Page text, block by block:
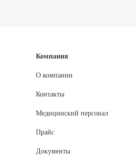
Компания
О компании
Контакты
Медицинский персонал
Прайс
Документы